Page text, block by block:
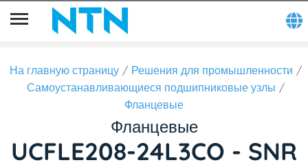
На главную страницу
Решения для промышленности
Самоустанавливающиеся подшипниковые узлы
Фланцевые
Фланцевые
UCFLE208-24L3CO - SNR